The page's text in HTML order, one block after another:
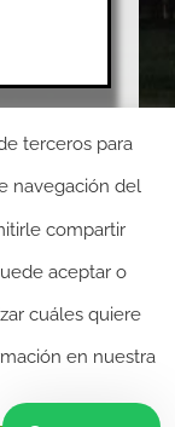
terceros para
navegación del
compartir
aceptar o
cuáles quiere
en nuestra